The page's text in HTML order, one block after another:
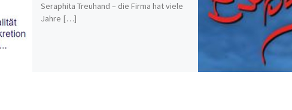
Seraphita Treuhand – die Firma hat viele
Jahre […]